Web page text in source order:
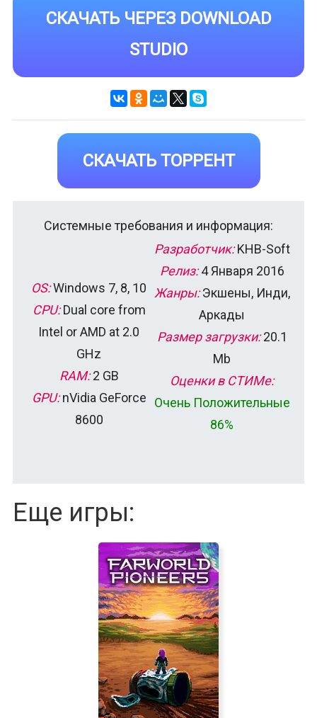
СКАЧАТЬ ЧЕРЕЗ DOWNLOAD
STUDIO
СКАЧАТЬ ТОРРЕНТ
Системные требования и информация:
OS:Windows 7, 8, 10
CPU:Dual core from
Intel or AMD at 2.0
GHz
RAM:2 GB
GPU:nVidia GeForce
8600
Разработчик:KHB-Soft
Релиз:4 Января 2016
Жанры:Экшены, Инди,
Аркады
Размер загрузки:20.1
Mb
Оценки в СТИМе:
Очень Положительные
86%
Еще игры: